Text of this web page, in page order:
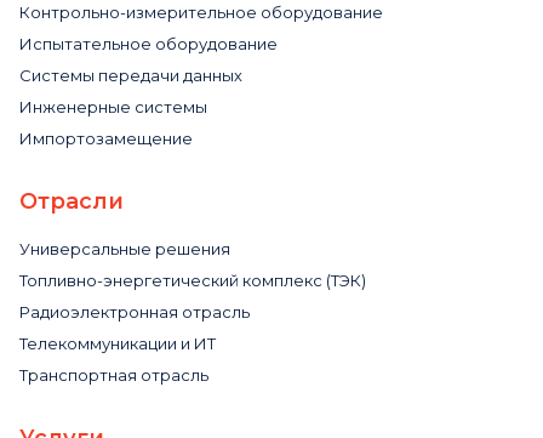
Контрольно-измерительное оборудование
Испытательное оборудование
Системы передачи данных
Инженерные системы
Импортозамещение
Отрасли
Универсальные решения
Топливно-энергетический комплекс (ТЭК)
Радиоэлектронная отрасль
Телекоммуникации и ИТ
Транспортная отрасль